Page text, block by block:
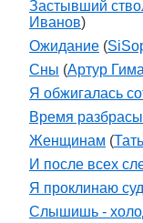
Застывший
Иванов)
Ожидание (
Сны (Артур
Я обжигалась
Время
Женщинам (
И после всех
Я проклинаю
Слышишь -